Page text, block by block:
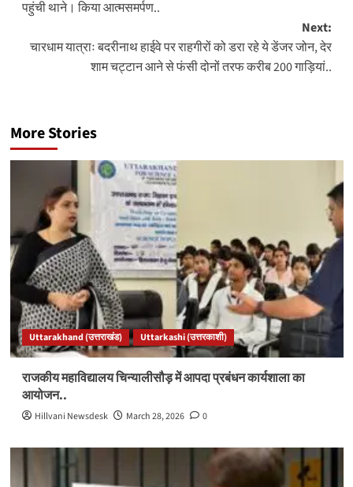
पहुंची थाने। किया आत्मसमर्पण..
Next:
चारधाम यात्राः बदरीनाथ हाईवे पर राहगीरों को डरा रहे ये डेंजर जोन, देर
शाम चट्टान आने से फंसी दोनों तरफ करीब 200 गाड़ियां..
More Stories
Uttarakhand (उत्तराखंड) Uttarkashi (उत्तरकाशी)
राजकीय महाविद्यालय चिन्यालीसौड़ में आपदा प्रबंधन कार्यशाला का
आयोजन..
Hillvani Newsdesk March 28, 2026 0